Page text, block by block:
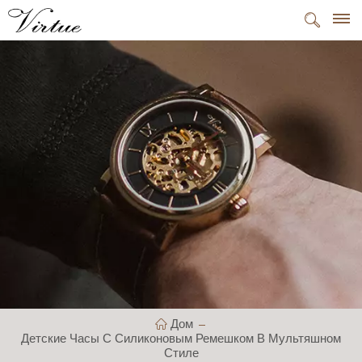
Дом
Детские Часы С Силиконовым Ремешком В Мультяшном
Стиле